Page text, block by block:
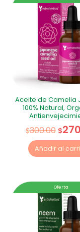
Aceite de Camelia
100% Natural,
$300.00 $
Añadir al
Oferta